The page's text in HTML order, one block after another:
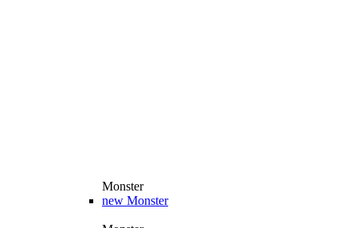
Monster
new Monster